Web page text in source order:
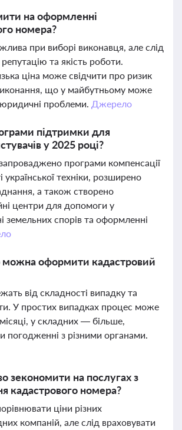
на оформленні
номера?
при виборі виконавця, але слід
та якість роботи.
ціна може свідчити про ризик
що у майбутньому може
проблеми. Джерело
підтримки для
у 2025 році?
програми компенсації
української техніки, розширено
а також створено
центри для допомоги у
земельних спорів та оформленні
оформити кадастровий
від складності випадку та
У простих випадках процес може
у складних — більше,
погодженні з різними органами.
зекономити на послугах з
кадастрового номера?
ціни різних
компаній, але слід враховувати